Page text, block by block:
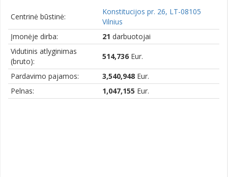
Centrinė būstinė:
Konstitucijos pr. 26, LT-08105
Vilnius
Įmonėje dirba:
21 darbuotojai
Vidutinis atlyginimas
(bruto):
514,736 Eur.
Pardavimo pajamos: 3,540,948 Eur.
Pelnas:
1,047,155 Eur.